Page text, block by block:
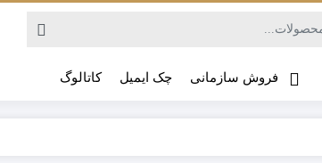
فروش سازمانی چک ایمیل کاتالوگ